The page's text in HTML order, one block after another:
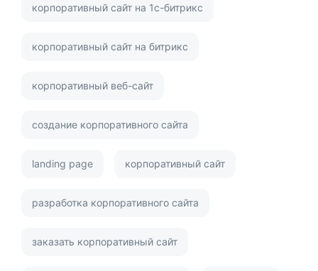
корпоративный сайт на 1с-битрикс
корпоративный сайт на битрикс
корпоративный веб-сайт
создание корпоративного сайта
landing page корпоративный сайт
разработка корпоративного сайта
заказать корпоративный сайт